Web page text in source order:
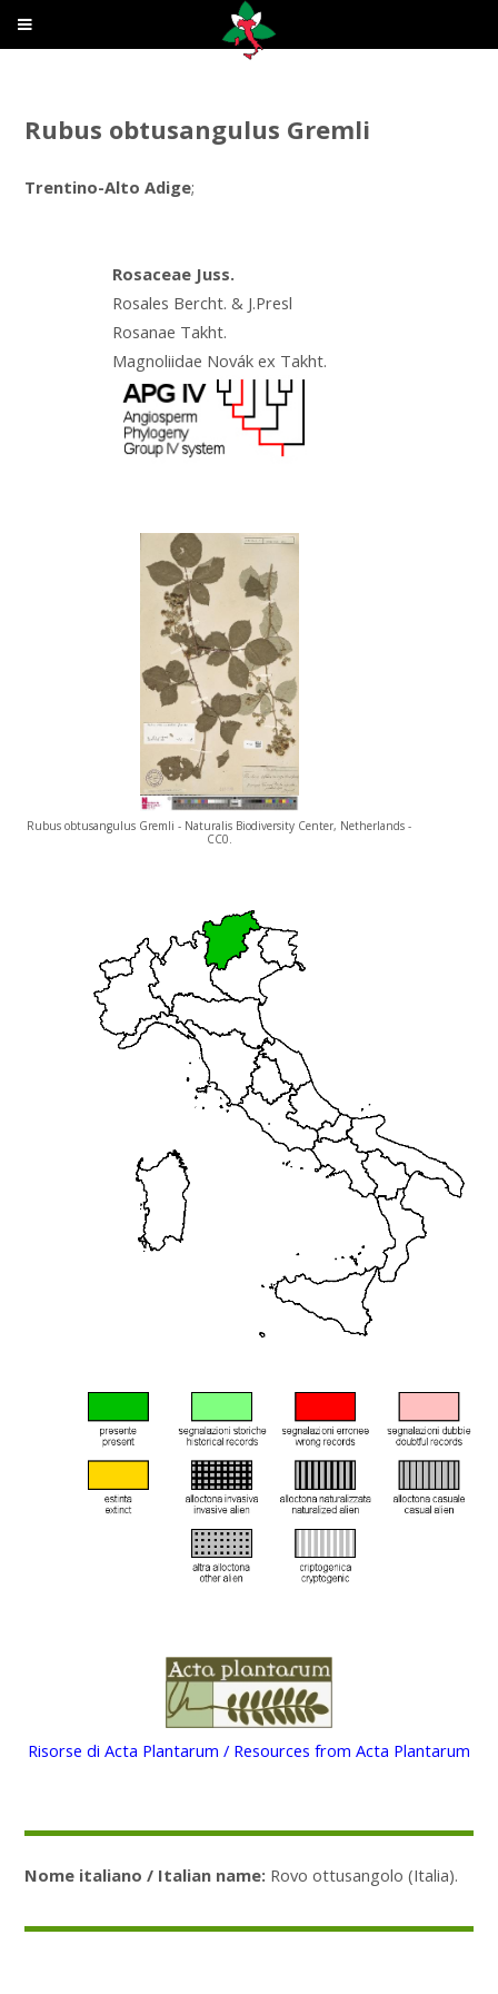
Rubus obtusangulus Gremli
Trentino-Alto Adige;
Rosaceae Juss.
Rosales Bercht. & J.Presl
Rosanae Takht.
Magnoliidae Novák ex Takht.
Rubus obtusangulus Gremli - Naturalis Biodiversity Center, Netherlands -
CC0.
Risorse di Acta Plantarum / Resources from Acta Plantarum
Nome italiano / Italian name: Rovo ottusangolo (Italia).